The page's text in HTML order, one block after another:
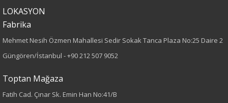
Dokuma
Çizgili
Kumaş
LOKASYON
Fabrika
Mehmet Nesih Özmen Mahallesi Sedir Sokak Tanca Plaza No:25 Daire 2
Güngören/İstanbul -+90 212 507 9052
Toptan Mağaza
Fatih Cad. Çınar Sk. Emin Han No:41/B